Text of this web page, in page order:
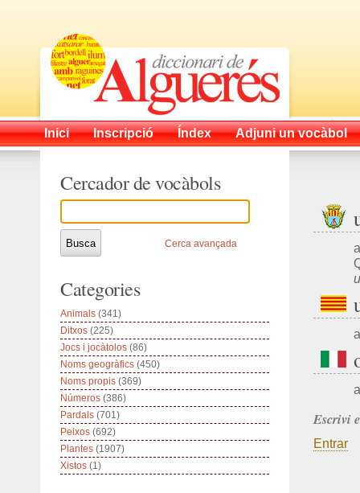
Inici Inscripció Índex Adjuni un vocàbol
Escrivi
Entrar
Cercador de vocàbols
Cerca avançada
Categories
Animals (341)
Ditxos (225)
Jocs i jocàtolos (86)
Noms geogràfics (450)
Noms propis (369)
Números (386)
Pardals (701)
Peixos (692)
Plantes (1907)
Xistos (1)